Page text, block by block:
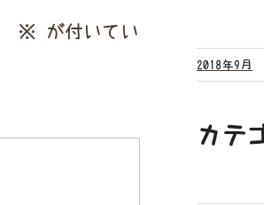
※ が付いてい
2018年9月
カテ